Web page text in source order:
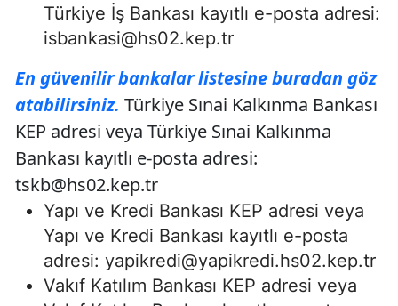
Türkiye İş Bankası kayıtlı e-posta adresi:
isbankasi@hs02.kep.tr
En güvenilir bankalar listesine buradan göz
atabilirsiniz. Türkiye Sınai Kalkınma Bankası
KEP adresi veya Türkiye Sınai Kalkınma
Bankası kayıtlı e-posta adresi:
tskb@hs02.kep.tr
Yapı ve Kredi Bankası KEP adresi veya
Yapı ve Kredi Bankası kayıtlı e-posta
adresi: yapikredi@yapikredi.hs02.kep.tr
Vakıf Katılım Bankası KEP adresi veya